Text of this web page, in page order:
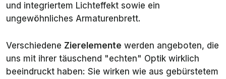
und integriertem Lichteffekt sowie ein
ungewöhnliches Armaturenbrett.
Verschiedene Zierelemente werden angeboten, die
uns mit ihrer täuschend "echten" Optik wirklich
beeindruckt haben: Sie wirken wie aus gebürstetem